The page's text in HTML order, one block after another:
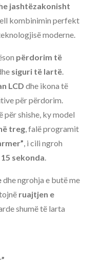
jashtëzakonisht
kombinimin perfekt
moderne.
përdorim të
siguri të lartë.
LCD dhe ikona të
për përdorim.
për shishe, ky model
treg, falë programit
, i cili ngroh
sekonda.
dhe ngrohja e butë me
ruajtjen e
shumë të larta